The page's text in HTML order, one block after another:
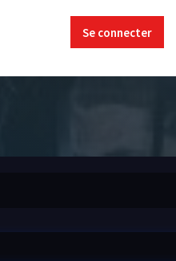
Se connecter